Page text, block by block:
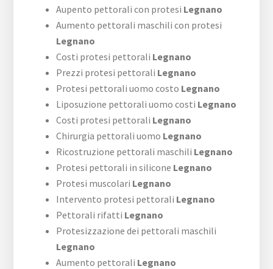
Aupento pettorali con protesi Legnano
Aumento pettorali maschili con protesi
Legnano
Costi protesi pettorali Legnano
Prezzi protesi pettorali Legnano
Protesi pettorali uomo costo Legnano
Liposuzione pettorali uomo costi Legnano
Costi protesi pettorali Legnano
Chirurgia pettorali uomo Legnano
Ricostruzione pettorali maschili Legnano
Protesi pettorali in silicone Legnano
Protesi muscolari Legnano
Intervento protesi pettorali Legnano
Pettorali rifatti Legnano
Protesizzazione dei pettorali maschili
Legnano
Aumento pettorali Legnano